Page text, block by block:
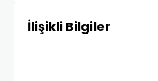
İlişikli Bilgiler